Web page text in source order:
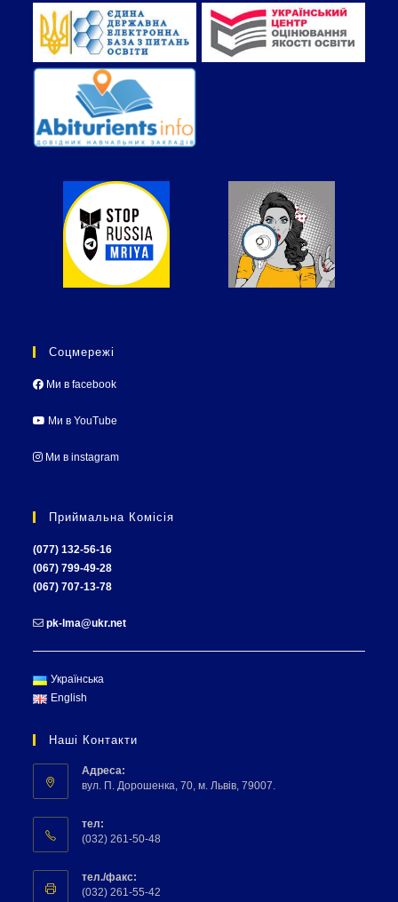
Соцмережі
Ми в facebook
Ми в YouTube
Ми в instagram
Приймальна Комісія
(077) 132-56-16
(067) 799-49-28
(067) 707-13-78
pk-lma@ukr.net
Українська
English
Наші Контакти
Адреса:
вул. П. Дорошенка, 70, м. Львів, 79007.
тел:
(032) 261-50-48
тел./факс:
(032) 261-55-42